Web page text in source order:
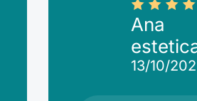
Ana
13/10/